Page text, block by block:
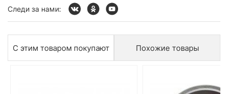
Следи за нами:
С этим товаром покупают Похожие товары